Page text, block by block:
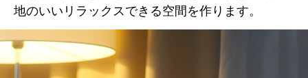
地のいいリラックスできる空間を作ります。